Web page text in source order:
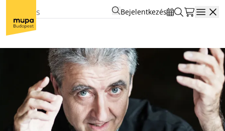
Bejelentkezés